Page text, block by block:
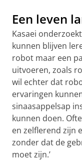
Een leven
Kasaei
kunnen blijven
robot maar een
uitvoeren, zoals
wil echter dat
ervaringen
sinaasappelsap
kunnen doen.
en zelflerend zijn
zonder dat de
moet zijn.’